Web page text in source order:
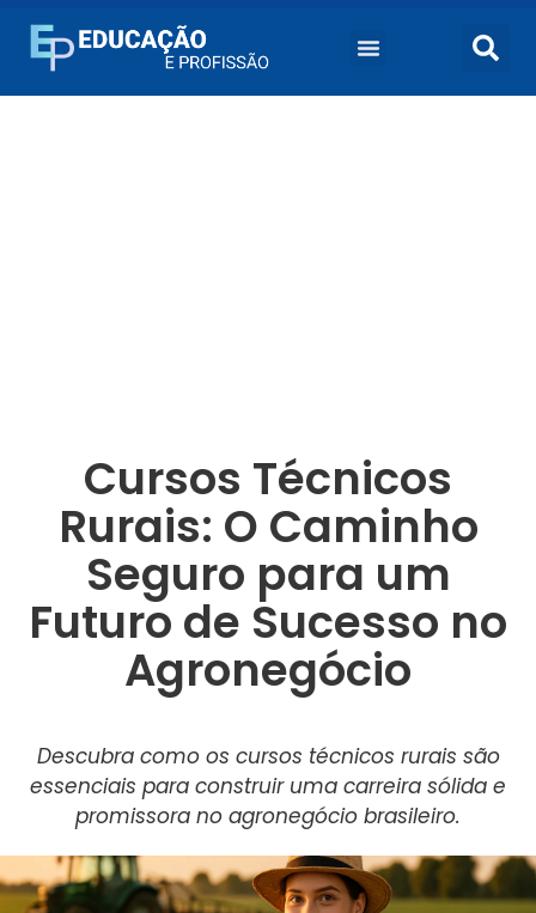
Cursos Técnicos
Rurais: O Caminho
Seguro para um
Futuro de Sucesso no
Agronegócio
Descubra como os cursos técnicos rurais são
essenciais para construir uma carreira sólida e
promissora no agronegócio brasileiro.